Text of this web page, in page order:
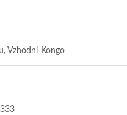
Vzhodni Kongo